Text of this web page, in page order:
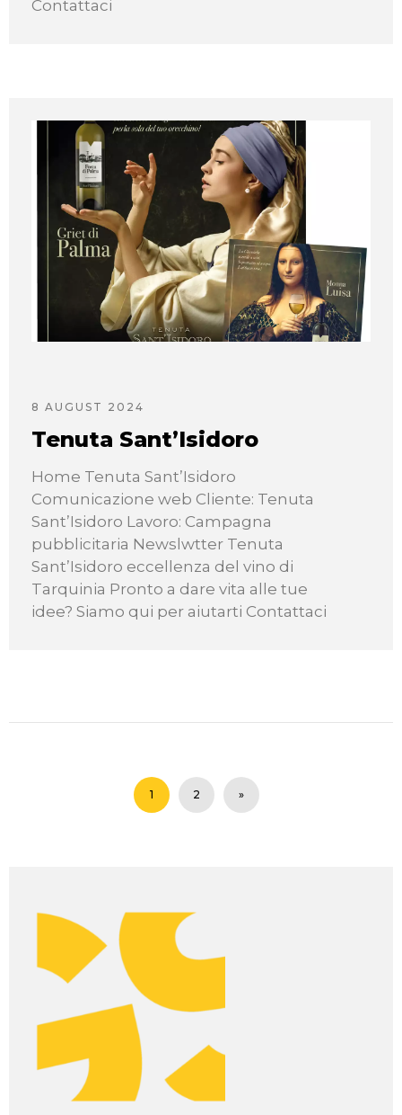
Contattaci
8 AUGUST 2024
Tenuta Sant’Isidoro
Home Tenuta Sant’Isidoro
Comunicazione web Cliente: Tenuta
Sant’Isidoro Lavoro: Campagna
pubblicitaria Newslwtter Tenuta
Sant’Isidoro eccellenza del vino di
Tarquinia Pronto a dare vita alle tue
idee? Siamo qui per aiutarti Contattaci
1 2 »